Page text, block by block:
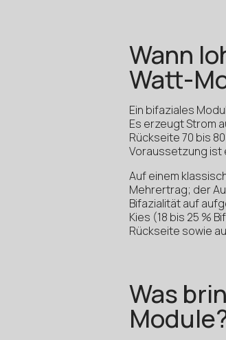
Wann
Watt-
Ein bifaziales
Es erzeugt Strom
Rückseite 70 bis
Voraussetzung ist
Auf einem
Mehrertrag; der
Bifazialität auf
Kies (18 bis 25 %
Rückseite sowie
Was